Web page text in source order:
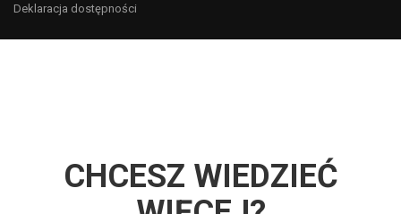
Deklaracja dostępności
CHCESZ WIEDZIEĆ